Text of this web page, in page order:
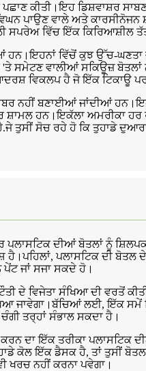
ਕੀਤੀ।ਇਹ ਡਿਸ਼ਵਾਸ਼ਰ
ਪਾਉਣ ਵਾਲੇ ਅਤੇ
ਸਪਰੇਅ ਵਿੱਚ ਇੱਕ ਕਿਰਿਆਸ਼ੀਲ
ਵਿੱਚੋਂ ਕੁਝ ਉੱਚ-ਘਣਤਾ
ਵਾਲੀਆਂ ਸਕਿਊਜ਼
ਹੈ ਜੋ ਇੱਕ ਟਿਕਾਊ ਪਰ
ਨਹੀਂ ਬਣਾਈਆਂ ਜਾਂਦੀਆਂ
ਹਨ।ਇਕੱਲਾ ਅਮਰੀਕਾ
ਸੋਚ ਰਹੇ ਹੋ ਕਿ ਤੁਹਾਡੇ
ਦੀਆਂ ਬੋਤਲਾਂ ਨੂੰ
ਪਲਾਸਟਿਕ ਦੀ
ਜਾਂ ਸਜਾ ਸਕਦੇ ਹੋ।
ਦੇ ਵਿਜੇਤਾ ਸੰਖਿਆ ਦੀ ਵਰਤੋਂ
ਜਾਵੇਗਾ।ਬੱਚਿਆਂ ਲਈ, ਇੱਕ
ਤਰ੍ਹਾਂ ਸੰਭਾਲ ਸਕਦਾ ਹੈ।
ਦਾ ਇੱਕ ਤਰੀਕਾ ਪਲਾਸਟਿਕ
ਕੋਲ ਇੱਕ ਡੈਸਕ ਹੈ, ਤਾਂ ਤੁਸੀਂ
ਖਰਚ ਨਹੀਂ ਕਰਨਾ ਪਵੇਗਾ।